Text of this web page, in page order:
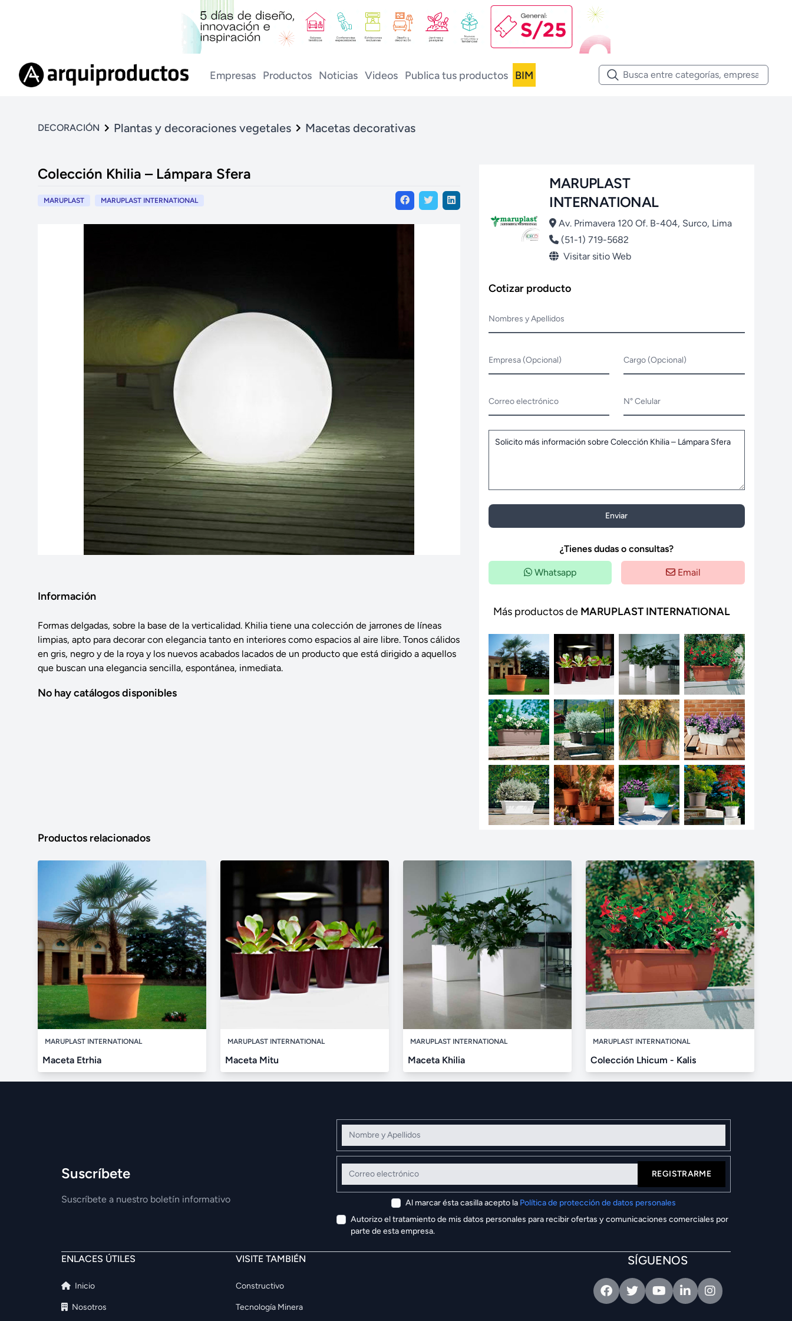
Empresas Productos Noticias Videos Publica tus productos BIM
DECORACIÓN Plantas y decoraciones vegetales Macetas decorativas
Colección Khilia – Lámpara Sfera
MARUPLAST MARUPLAST INTERNATIONAL
Información
Formas delgadas, sobre la base de la verticalidad. Khilia tiene una colección de jarrones de líneas
limpias, apto para decorar con elegancia tanto en interiores como espacios al aire libre. Tonos cálidos
en gris, negro y de la roya y los nuevos acabados lacados de un producto que está dirigido a aquellos
que buscan una elegancia sencilla, espontánea, inmediata.
No hay catálogos disponibles
MARUPLAST
INTERNATIONAL
Av. Primavera 120 Of. B-404, Surco, Lima
(51-1) 719-5682
Visitar sitio Web
Cotizar producto
Nombres y Apellidos
Empresa (Opcional) Cargo (Opcional)
Correo electrónico N° Celular
Enviar
¿Tienes dudas o consultas?
Whatsapp Email
Más productos de MARUPLAST INTERNATIONAL
Productos relacionados
MARUPLAST INTERNATIONAL
Maceta Etrhia
MARUPLAST INTERNATIONAL
Maceta Mitu
MARUPLAST INTERNATIONAL
Maceta Khilia
MARUPLAST INTERNATIONAL
Colección Lhicum - Kalis
Suscríbete
Suscríbete a nuestro boletín informativo
Nombre y Apellidos
Correo electrónico
REGISTRARME
Al marcar ésta casilla acepto la Política de protección de datos personales
Autorizo el tratamiento de mis datos personales para recibir ofertas y comunicaciones comerciales por
parte de esta empresa.
ENLACES ÚTILES
Inicio
Nosotros
VISITE TAMBIÉN
Constructivo
Tecnología Minera
SÍGUENOS
FacebookTwitterYoutubeLinkedinIntagram